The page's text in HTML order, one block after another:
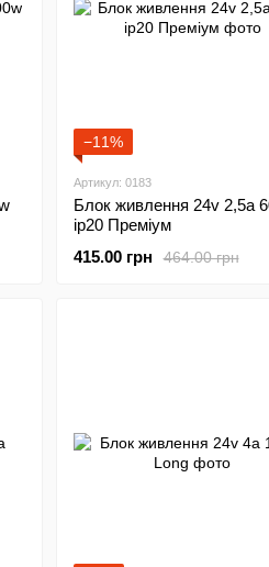
−11%
Артикул: 0183
Блок живлення 24v 2,5а
ip20 Преміум
464.00 грн
415.00 грн